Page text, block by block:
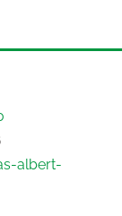
albert-